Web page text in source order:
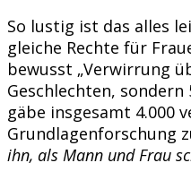
So lustig ist das alles
gleiche Rechte für
bewusst „Verwirrung
Geschlechten,
gäbe insgesamt 4.000
Grundlagenforschung
ihn, als Mann und Frau